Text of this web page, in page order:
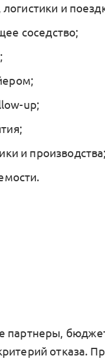
и
соседство;
up;
и производства;
партнеры,
отказа.